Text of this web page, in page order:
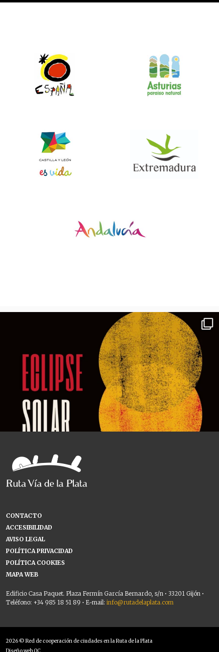
CONTACTO
ACCESIBILIDAD
AVISO LEGAL
POLÍTICA PRIVACIDAD
POLÍTICA COOKIES
MAPA WEB
Edificio Casa Paquet. Plaza Fermín García Bernardo, s/n • 33201 Gijón •
Teléfono: +34 985 18 51 89 • E-mail: info@rutadelaplata.com
2026 © Red de cooperación de ciudades en la Ruta de la Plata
Diseño web OC